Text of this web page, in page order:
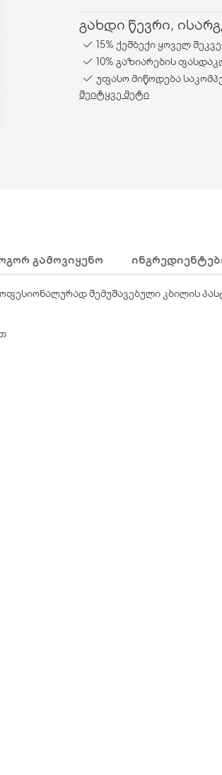
გახდი წევრი,
15% ქეშბექი ყოველ
10% გაზიარების
უფასო მიწოდება
შეიტყვე მეტი
ᲒᲐᲛᲝᲕᲘᲧᲔᲜᲝ
შემუშავებული კბილის